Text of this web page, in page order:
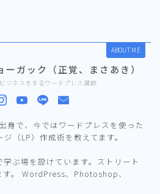
ABOUT ME
ーガック（正覚、まさあき）
ジネスをするワードプレス講師
身で、今ではワードプレスを使った
（LP）作成術を教えてます。
ぶ場を設けています。ストリート
。 WordPress、Photoshop、